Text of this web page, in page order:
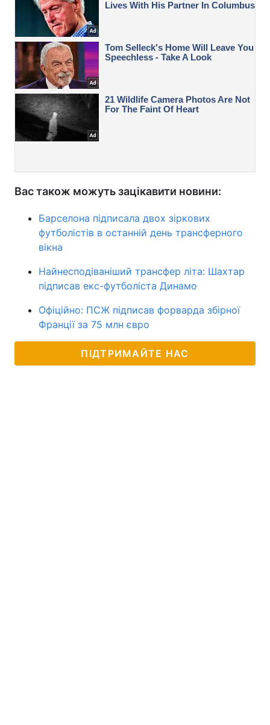
Вас також можуть зацікавити новини:
Барселона підписала двох зіркових
футболістів в останній день трансферного
вікна
Найнесподіваніший трансфер літа: Шахтар
підписав екс-футболіста Динамо
Офіційно: ПСЖ підписав форварда збірної
Франції за 75 млн євро
ПІДТРИМАЙТЕ НАС